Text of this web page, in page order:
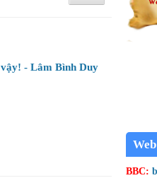
vậy! - Lâm Bình Duy
BBC: